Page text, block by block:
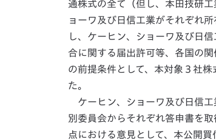
通株式の全て（但し、本田技研
ョーワ及び日信工業がそれぞれ
し、ケーヒン、ショーワ及び日
合に関する届出許可等、各国の
の前提条件として、本対象３社
た。
ケーヒン、ショーワ及び日信工
別委員会からそれぞれ答申書を
点における意見として、本公開